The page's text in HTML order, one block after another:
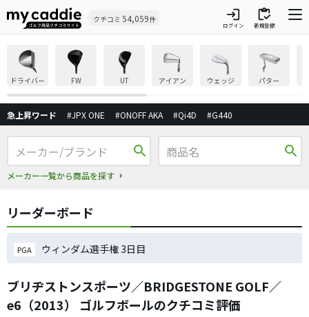
クチコミ 54,059件 login
ログイン
inventory
新規登録
ドライバー FW UT アイアン ウェッジ パター
急上昇ワード #JPX ONE #ONOFF AKA #Qi4D #G440
search
メーカー一覧から商品を探す
search
リーダーボード
PGA ウィンダム選手権 3日目
ブリヂストンスポーツ／BRIDGESTONE GOLF／
e6（2013） ゴルフボールのクチコミ評価